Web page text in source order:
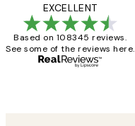
EXCELLENT
Based on 108345 reviews.
See some of the reviews here.